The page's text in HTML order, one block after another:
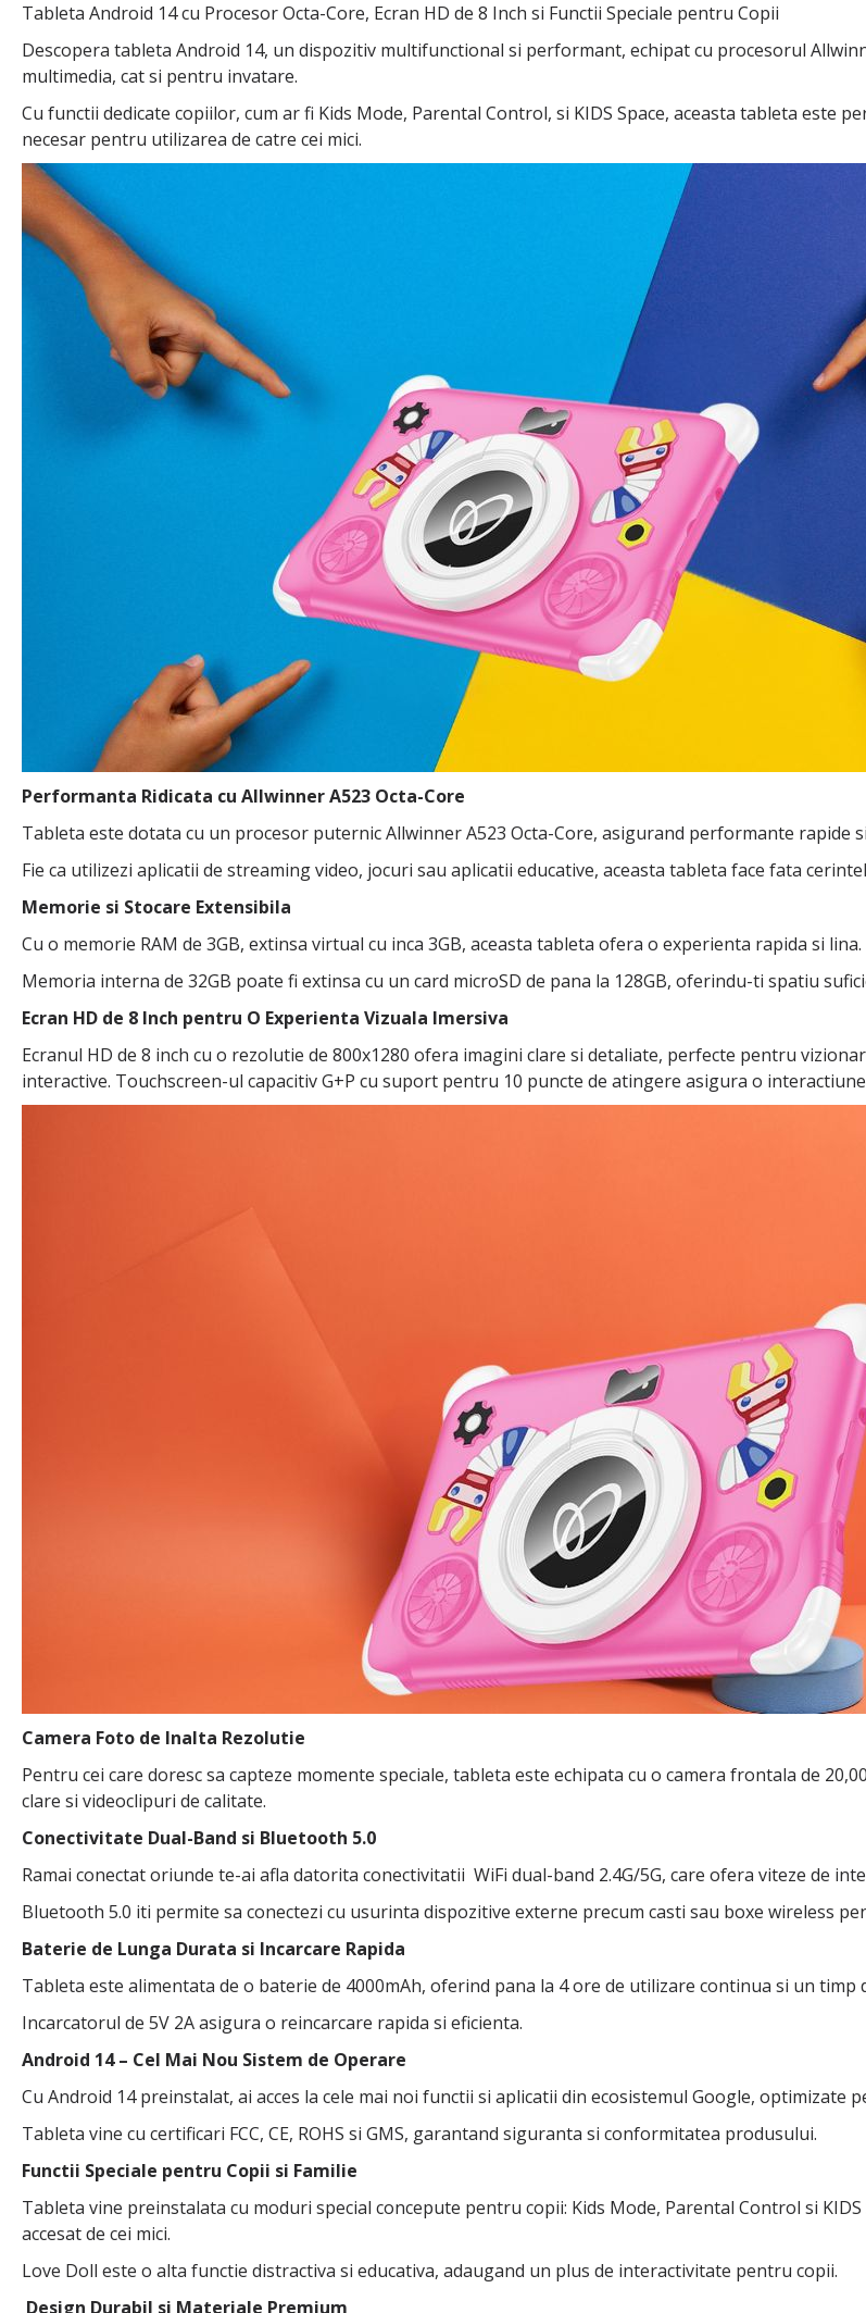
Tableta Android 14 cu Procesor Octa-Core, Ecran HD de 8 Inch si Functii Speciale pentru Copii
Descopera tableta Android 14, un dispozitiv multifunctional si performant, echipat cu procesorul
multimedia, cat si pentru invatare.
Cu functii dedicate copiilor, cum ar fi Kids Mode, Parental Control, si KIDS Space, aceasta tableta
necesar pentru utilizarea de catre cei mici.
Performanta Ridicata cu Allwinner A523 Octa-Core
Tableta este dotata cu un procesor puternic Allwinner A523 Octa-Core, asigurand performante rapide
Fie ca utilizezi aplicatii de streaming video, jocuri sau aplicatii educative, aceasta tableta face fata
Memorie si Stocare Extensibila
Cu o memorie RAM de 3GB, extinsa virtual cu inca 3GB, aceasta tableta ofera o experienta rapida si lina.
Memoria interna de 32GB poate fi extinsa cu un card microSD de pana la 128GB, oferindu-ti spatiu
Ecran HD de 8 Inch pentru O Experienta Vizuala Imersiva
Ecranul HD de 8 inch cu o rezolutie de 800x1280 ofera imagini clare si detaliate, perfecte pentru
interactive. Touchscreen-ul capacitiv G+P cu suport pentru 10 puncte de atingere asigura o
Camera Foto de Inalta Rezolutie
Pentru cei care doresc sa capteze momente speciale, tableta este echipata cu o camera frontala de
clare si videoclipuri de calitate.
Conectivitate Dual-Band si Bluetooth 5.0
Ramai conectat oriunde te-ai afla datorita conectivitatii WiFi dual-band 2.4G/5G, care ofera viteze de
Bluetooth 5.0 iti permite sa conectezi cu usurinta dispozitive externe precum casti sau boxe wireless
Baterie de Lunga Durata si Incarcare Rapida
Tableta este alimentata de o baterie de 4000mAh, oferind pana la 4 ore de utilizare continua si un timp
Incarcatorul de 5V 2A asigura o reincarcare rapida si eficienta.
Android 14 – Cel Mai Nou Sistem de Operare
Cu Android 14 preinstalat, ai acces la cele mai noi functii si aplicatii din ecosistemul Google, optimizate
Tableta vine cu certificari FCC, CE, ROHS si GMS, garantand siguranta si conformitatea produsului.
Functii Speciale pentru Copii si Familie
Tableta vine preinstalata cu moduri special concepute pentru copii: Kids Mode, Parental Control si
accesat de cei mici.
Love Doll este o alta functie distractiva si educativa, adaugand un plus de interactivitate pentru copii.
Design Durabil si Materiale Premium